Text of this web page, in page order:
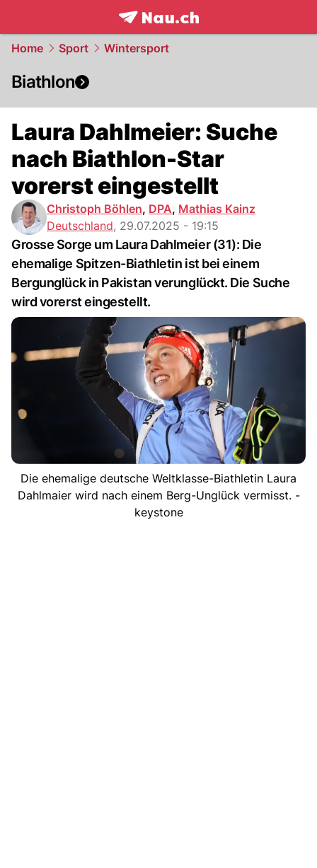
frontpage.NAU.ch
Home Sport Wintersport
Biathlon
Laura Dahlmeier: Suche
nach Biathlon-Star
vorerst eingestellt
Christoph Böhlen, DPA, Mathias Kainz
Deutschland, 29.07.2025 - 19:15
Grosse Sorge um Laura Dahlmeier (31): Die
ehemalige Spitzen-Biathletin ist bei einem
Bergunglück in Pakistan verunglückt. Die Suche
wird vorerst eingestellt.
Die ehemalige deutsche Weltklasse-Biathletin Laura
Dahlmaier wird nach einem Berg-Unglück vermisst. -
keystone